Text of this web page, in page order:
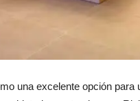
una excelente opción para